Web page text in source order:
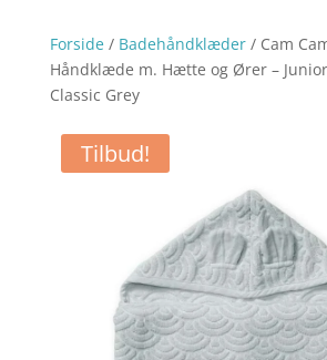
Forside/ Badehåndklæder/ Cam
Håndklæde m. Hætte og Ører – Junior
Classic Grey
Tilbud!